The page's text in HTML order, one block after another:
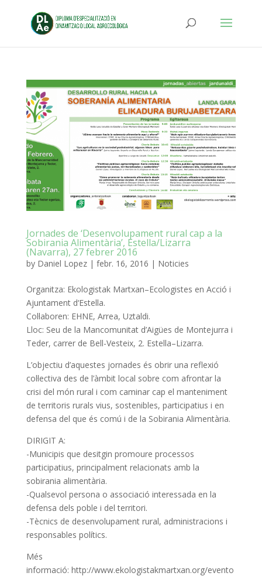
Jornades de ‘Desenvolupament rural cap a la
Sobirania Alimentària’, Estella/Lizarra
(Navarra), 27 febrer 2016
by Daniel Lopez| febr. 16, 2016 | Noticies
Organitza: Ekologistak Martxan–Ecologistes en Acció i
Ajuntament d‘Estella.
Col·laboren: EHNE, Arrea, Uztaldi.
Lloc: Seu de la Mancomunitat d’Aigües de Montejurra i
Teder, carrer de Bell-Vesteix, 2. Estella–Lizarra.
L’objectiu d’aquestes jornades és obrir una reflexió
col·lectiva des de l’àmbit local sobre com afrontar la
crisi del món rural i com caminar cap el manteniment
de territoris rurals vius, sostenibles, participatius i en
defensa del que és comú i de la Sobirania Alimentària.
DIRIGIT A:
-Municipis que desitgin promoure processos
participatius, principalment relacionats amb la
sobirania alimentària.
-Qualsevol persona o associació interessada en la
defensa dels poble i del territori.
-Tècnics de desenvolupamentrural, administracions i
responsables polítics.
Més
informació: http://www.ekologistakmartxan.org/evento